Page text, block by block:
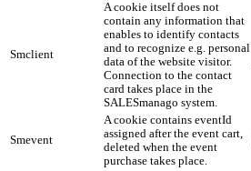
Smclient
A cookie itself does not
contain any information that
enables to identify contacts
and to recognize e.g. personal
data of the website visitor.
Connection to the contact
card takes place in the
SALESmanago system.
Smevent
A cookie contains eventId
assigned after the event cart,
deleted when the event
purchase takes place.